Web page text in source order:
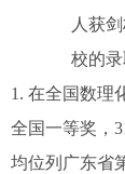
人获
校的录
1. 在全国数理
全国一等奖，
均位列广东省